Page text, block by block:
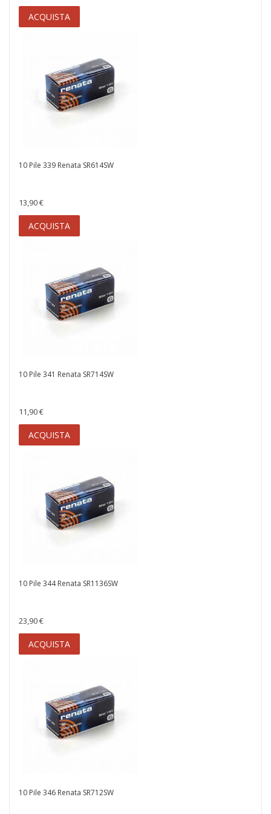
ACQUISTA
10 Pile 339 Renata SR614SW
13,90 €
ACQUISTA
10 Pile 341 Renata SR714SW
11,90 €
ACQUISTA
10 Pile 344 Renata SR1136SW
23,90 €
ACQUISTA
10 Pile 346 Renata SR712SW